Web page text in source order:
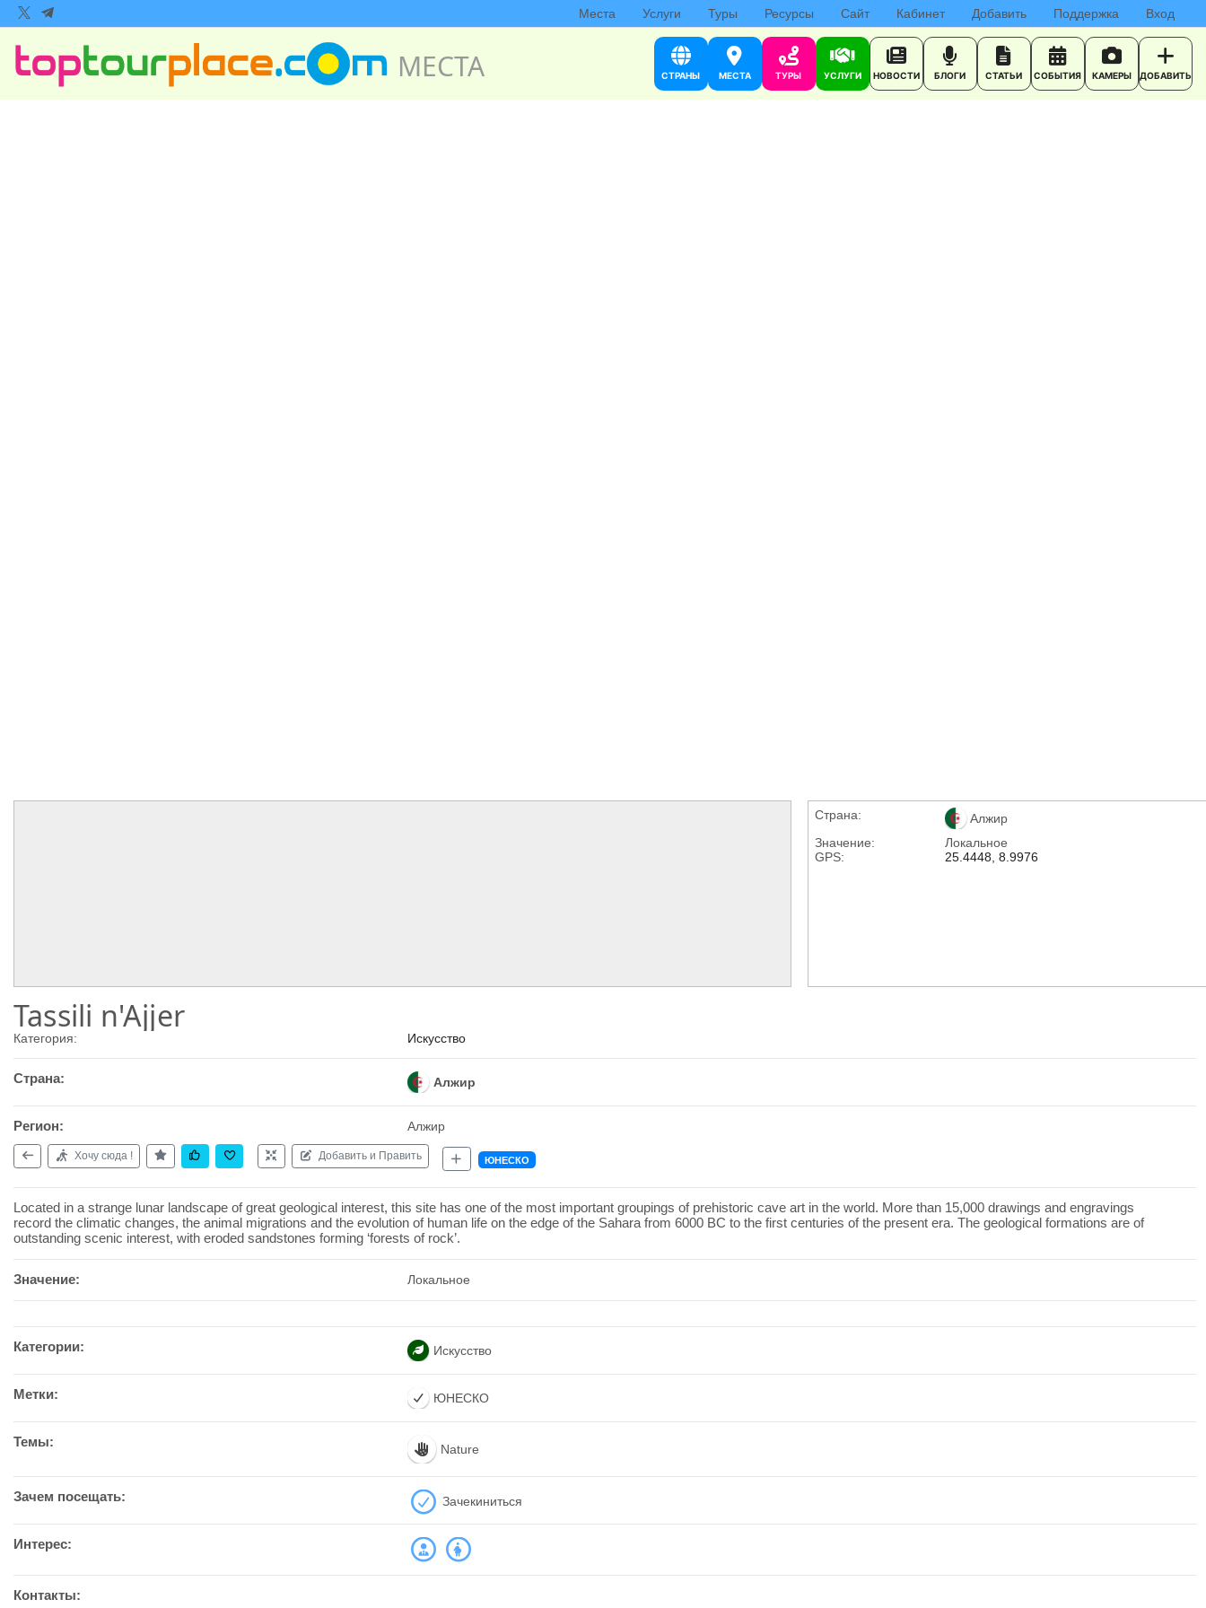
Места Услуги Туры Ресурсы Сайт Кабинет Добавить Поддержка Вход
МЕСТА СТРАНЫ МЕСТА ТУРЫ УСЛУГИ НОВОСТИ БЛОГИ СТАТЬИ СОБЫТИЯ КАМЕРЫ ДОБАВИТЬ
Страна:
Алжир
Значение:
Локальное
GPS:
25.4448, 8.9976
Tassili n'Ajjer
Категория: Искусство
Страна: Алжир
Регион: Алжир
Хочу сюда ! Добавить и Править ЮНЕСКО
Located in a strange lunar landscape of great geological interest, this site has one of the most important groupings of prehistoric cave art in the world. More than 15,000 drawings and engravings
record the climatic changes, the animal migrations and the evolution of human life on the edge of the Sahara from 6000 BC to the first centuries of the present era. The geological formations are of
outstanding scenic interest, with eroded sandstones forming ‘forests of rock’.
Значение: Локальное
Категории: Искусство
Метки: ЮНЕСКО
Темы: Nature
Зачем посещать: Зачекиниться
Интерес:
Контакты: